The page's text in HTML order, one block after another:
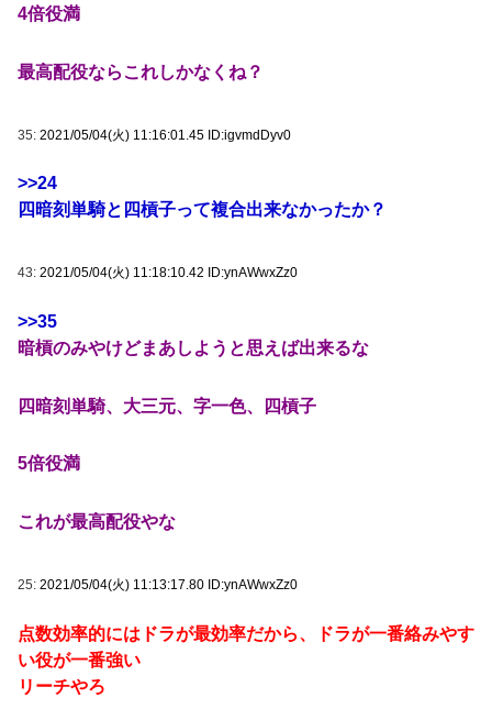
4倍役満
最高配役ならこれしかなくね？
35: 2021/05/04(火) 11:16:01.45 ID:igvmdDyv0
>>24
四暗刻単騎と四槓子って複合出来なかったか？
43: 2021/05/04(火) 11:18:10.42 ID:ynAWwxZz0
>>35
暗槓のみやけどまあしようと思えば出来るな
四暗刻単騎、大三元、字一色、四槓子
5倍役満
これが最高配役やな
25: 2021/05/04(火) 11:13:17.80 ID:ynAWwxZz0
点数効率的にはドラが最効率だから、ドラが一番絡みやす
い役が一番強い
リーチやろ